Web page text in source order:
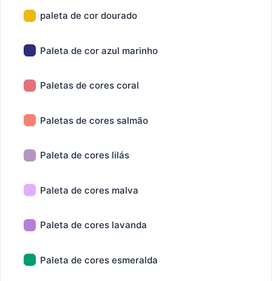
paleta de cor dourado
Paleta de cor azul marinho
Paletas de cores coral
Paletas de cores salmão
Paleta de cores lilás
Paleta de cores malva
Paleta de cores lavanda
Paleta de cores esmeralda